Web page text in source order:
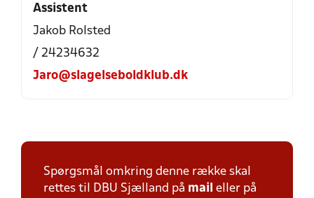
Assistent
Jakob Rolsted
/ 24234632
Jaro@slagelseboldklub.dk
Spørgsmål omkring denne række skal
rettes til DBU Sjælland på mail eller på